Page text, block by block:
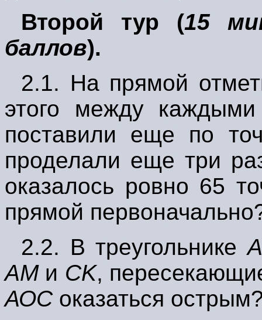
Второй тур (15
баллов).
2.1. На прямой
этого между
поставили еще по
проделали еще три
оказалось ровно 65
прямой
2.2. В треугольнике
АМи СK,
АОСоказаться